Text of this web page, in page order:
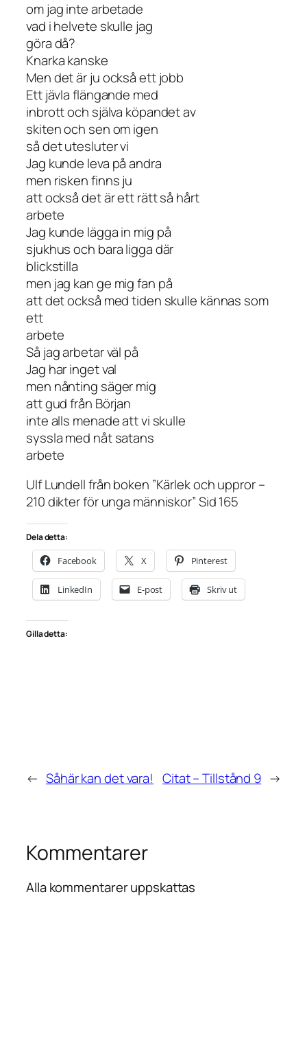
om jag inte arbetade
vad i helvete skulle jag
göra då?
Knarka kanske
Men det är ju också ett jobb
Ett jävla flängande med
inbrott och själva köpandet av
skiten och sen om igen
så det utesluter vi
Jag kunde leva på andra
men risken finns ju
att också det är ett rätt så hårt
arbete
Jag kunde lägga in mig på
sjukhus och bara ligga där
blickstilla
men jag kan ge mig fan på
att det också med tiden skulle kännas som
ett
arbete
Så jag arbetar väl på
Jag har inget val
men nånting säger mig
att gud från Början
inte alls menade att vi skulle
syssla med nåt satans
arbete
Ulf Lundell från boken ”Kärlek och uppror –
210 dikter för unga människor” Sid 165
Dela detta:
Facebook X Pinterest
LinkedIn E-post Skriv ut
Gilla detta:
← Såhär kan det vara! Citat – Tillstånd 9 →
Kommentarer
Alla kommentarer uppskattas